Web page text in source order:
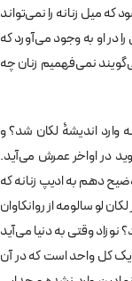
که میل زنانه را نمی‌تواند
در او به وجود می‌آورد که
نمی‌فهمیم زنان چه
اندیشۀ لکان شد؟ و
در اواخر عمرش می‌آید.
دهم به ادیپ زنانه که
لو سالومه از روانکاوان
وقتی به دنیا می‌آید
کل واحد است که در آن